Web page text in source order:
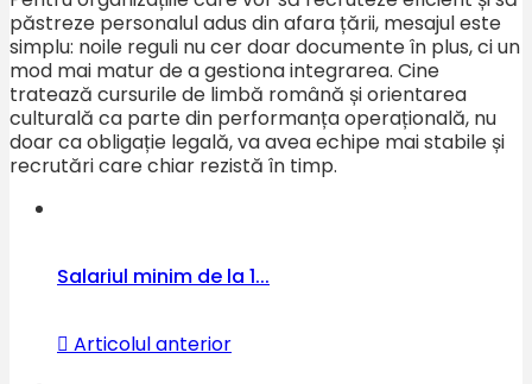
păstreze personalul adus din afara țării, mesajul este
simplu: noile reguli nu cer doar documente în plus, ci un
mod mai matur de a gestiona integrarea. Cine
tratează cursurile de limbă română și orientarea
culturală ca parte din performanța operațională, nu
doar ca obligație legală, va avea echipe mai stabile și
recrutări care chiar rezistă în timp.
Salariul minim de la 1...
Articolul anterior